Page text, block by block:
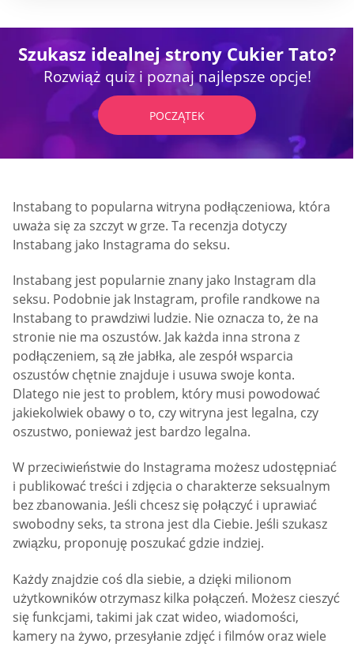
Szukasz idealnej strony Cukier Tato?
Rozwiąż quiz i poznaj najlepsze opcje!
POCZĄTEK
Instabang to popularna witryna podłączeniowa, która
uważa się za szczyt w grze. Ta recenzja dotyczy
Instabang jako Instagrama do seksu.
Instabang jest popularnie znany jako Instagram dla
seksu. Podobnie jak Instagram, profile randkowe na
Instabang to prawdziwi ludzie. Nie oznacza to, że na
stronie nie ma oszustów. Jak każda inna strona z
podłączeniem, są złe jabłka, ale zespół wsparcia
oszustów chętnie znajduje i usuwa swoje konta.
Dlatego nie jest to problem, który musi powodować
jakiekolwiek obawy o to, czy witryna jest legalna, czy
oszustwo, ponieważ jest bardzo legalna.
W przeciwieństwie do Instagrama możesz udostępniać
i publikować treści i zdjęcia o charakterze seksualnym
bez zbanowania. Jeśli chcesz się połączyć i uprawiać
swobodny seks, ta strona jest dla Ciebie. Jeśli szukasz
związku, proponuję poszukać gdzie indziej.
Każdy znajdzie coś dla siebie, a dzięki milionom
użytkowników otrzymasz kilka połączeń. Możesz cieszyć
się funkcjami, takimi jak czat wideo, wiadomości,
kamery na żywo, przesyłanie zdjęć i filmów oraz wiele